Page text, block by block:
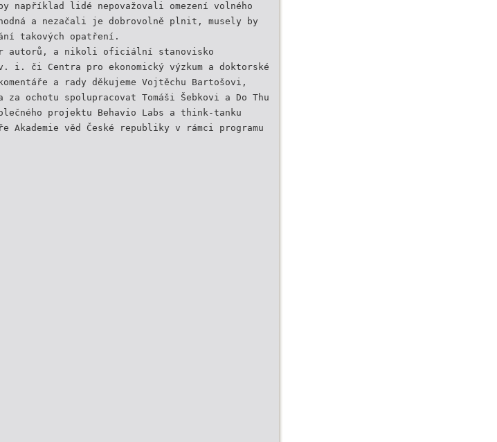
například lidé nepovažovali omezení volného
a nezačali je dobrovolně plnit, musely by
takových opatření.
autorů, a nikoli oficiální stanovisko
v. i. či Centra pro ekonomický výzkum a doktorské
a rady děkujeme Vojtěchu Bartošovi,
ochotu spolupracovat Tomáši Šebkovi a Do Thu
projektu Behavio Labs a think-tanku
Akademie věd České republiky v rámci programu